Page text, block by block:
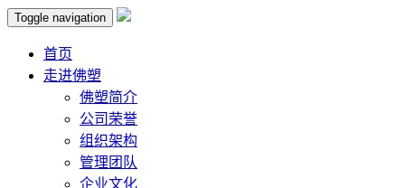
Toggle navigation
首页
走进佛塑
佛塑简介
公司荣誉
组织架构
管理团队
企业文化